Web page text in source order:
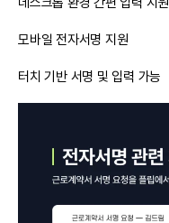
모바일 전자서명 지원
터치 기반 서명 및 입력 가능